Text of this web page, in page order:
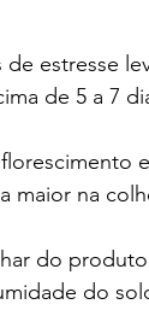
de estresse
de 5 a 7
maior na
do
do